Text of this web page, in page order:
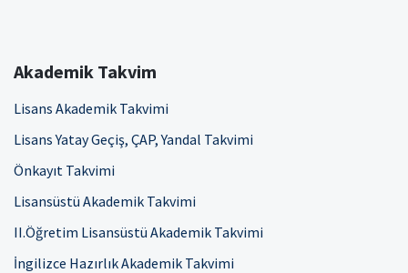
Akademik Takvim
Lisans Akademik Takvimi
Lisans Yatay Geçiş, ÇAP, Yandal Takvimi
Önkayıt Takvimi
Lisansüstü Akademik Takvimi
II.Öğretim Lisansüstü Akademik Takvimi
İngilizce Hazırlık Akademik Takvimi